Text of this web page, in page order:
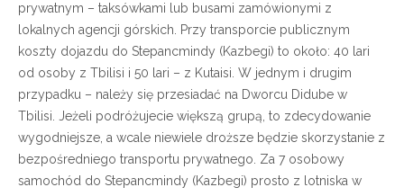
prywatnym – taksówkami lub busami zamówionymi z
lokalnych agencji górskich. Przy transporcie publicznym
koszty dojazdu do Stepancmindy (Kazbegi) to około: 40 lari
od osoby z Tbilisi i 50 lari – z Kutaisi. W jednym i drugim
przypadku – należy się przesiadać na Dworcu Didube w
Tbilisi. Jeżeli podróżujecie większą grupą, to zdecydowanie
wygodniejsze, a wcale niewiele droższe będzie skorzystanie z
bezpośredniego transportu prywatnego. Za 7 osobowy
samochód do Stepancmindy (Kazbegi) prosto z lotniska w